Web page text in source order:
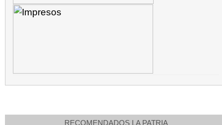
RECOMENDADOS LA PATRIA